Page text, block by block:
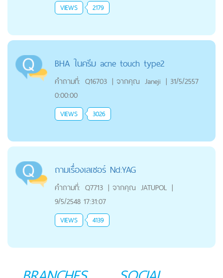
VIEWS 2179
BHA ในครีม acne touch type2
คำถามที่: Q16703 | จากคุณ Janeji | 31/5/2557
0:00:00
VIEWS 3026
ถามเรื่องเลเซอร์ Nd:YAG
คำถามที่: Q7713 | จากคุณ JATUPOL |
9/5/2548 17:31:07
VIEWS 4139